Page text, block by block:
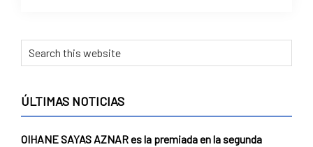
ÚLTIMAS NOTICIAS
OIHANE SAYAS AZNAR es la premiada en la segunda